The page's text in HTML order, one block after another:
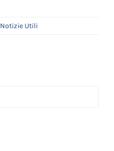
Notizie Utili